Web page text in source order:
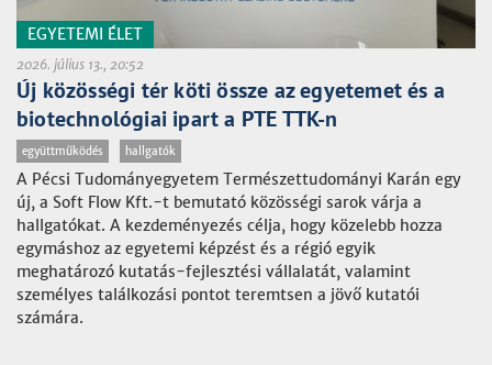
EGYETEMI ÉLET
2026. július 13., 20:52
Új közösségi tér köti össze az egyetemet és a
biotechnológiai ipart a PTE TTK-n
együttműködés hallgatók
A Pécsi Tudományegyetem Természettudományi Karán egy
új, a Soft Flow Kft.-t bemutató közösségi sarok várja a
hallgatókat. A kezdeményezés célja, hogy közelebb hozza
egymáshoz az egyetemi képzést és a régió egyik
meghatározó kutatás-fejlesztési vállalatát, valamint
személyes találkozási pontot teremtsen a jövő kutatói
számára.